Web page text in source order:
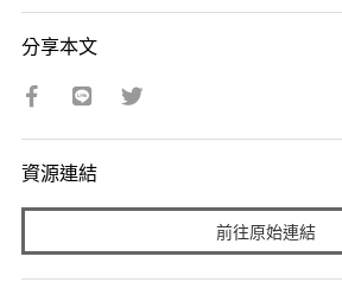
分享本文
資源連結
前往原始連結